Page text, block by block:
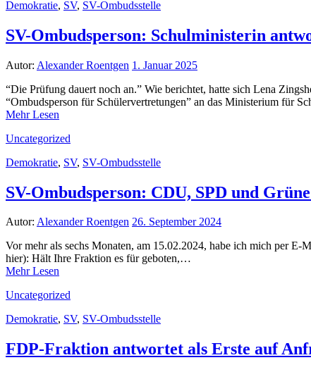
Demokratie, SV, SV-Ombudsstelle
SV-Ombudsperson: Schulministerin
Autor: Alexander Roentgen 1. Januar 2025
“Die Prüfung dauert noch an.” Wie berichtet, hatte sich Lena
“Ombudsperson für Schülervertretungen” an das Ministerium für
Mehr Lesen
Uncategorized
Demokratie, SV, SV-Ombudsstelle
SV-Ombudsperson: CDU, SPD und
Autor: Alexander Roentgen 26. September 2024
Vor mehr als sechs Monaten, am 15.02.2024, habe ich mich per
hier): Hält Ihre Fraktion es für geboten,…
Mehr Lesen
Uncategorized
Demokratie, SV, SV-Ombudsstelle
FDP-Fraktion antwortet als Erste auf